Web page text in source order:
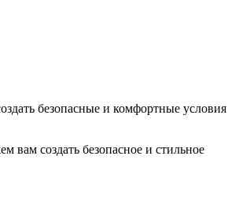
безопасные и комфортные условия
создать безопасное и стильное